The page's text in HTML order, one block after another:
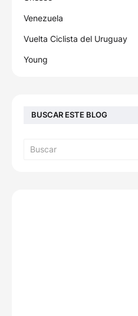
Venezuela
Vuelta Ciclista del Uruguay
Young
BUSCAR ESTE BLOG